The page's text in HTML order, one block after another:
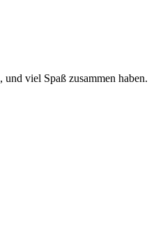
viel Spaß zusammen haben.